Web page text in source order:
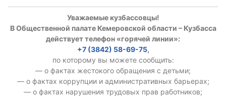
Уважаемые кузбассовцы!
В Общественной палате Кемеровской области – Кузбасса
действует телефон «горячей линии»:
+7 (3842) 58-69-75,
по которому вы можете сообщить:
— о фактах жестокого обращения с детьми;
— о фактах коррупции и административных барьерах;
— о фактах нарушения трудовых прав работников;